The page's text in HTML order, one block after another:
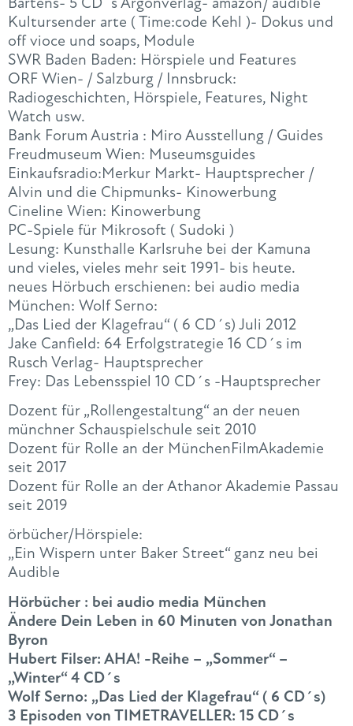
Kultursender arte ( Time:code Kehl )- Dokus und
off vioce und soaps, Module
SWR Baden Baden: Hörspiele und Features
ORF Wien- / Salzburg / Innsbruck:
Radiogeschichten, Hörspiele, Features, Night
Watch usw.
Bank Forum Austria : Miro Ausstellung / Guides
Freudmuseum Wien: Museumsguides
Einkaufsradio:Merkur Markt- Hauptsprecher /
Alvin und die Chipmunks- Kinowerbung
Cineline Wien: Kinowerbung
PC-Spiele für Mikrosoft ( Sudoki )
Lesung: Kunsthalle Karlsruhe bei der Kamuna
und vieles, vieles mehr seit 1991- bis heute.
neues Hörbuch erschienen: bei audio media
München: Wolf Serno:
„Das Lied der Klagefrau“ ( 6 CD´s) Juli 2012
Jake Canfield: 64 Erfolgstrategie 16 CD´s im
Rusch Verlag- Hauptsprecher
Frey: Das Lebensspiel 10 CD´s -Hauptsprecher
Dozent für „Rollengestaltung“ an der neuen
münchner Schauspielschule seit 2010
Dozent für Rolle an der MünchenFilmAkademie
seit 2017
Dozent für Rolle an der Athanor Akademie Passau
seit 2019
örbücher/Hörspiele:
„Ein Wispern unter Baker Street“ ganz neu bei
Audible
Hörbücher : bei audio media München
Ändere Dein Leben in 60 Minuten von Jonathan
Byron
Hubert Filser: AHA! -Reihe – „Sommer“ –
„Winter“ 4 CD´s
Wolf Serno: „Das Lied der Klagefrau“ ( 6 CD´s)
3 Episoden von TIMETRAVELLER: 15 CD´s